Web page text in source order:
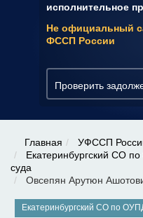
исполнительное
Не официальный
ФССП России
Проверить
Главная
УФССП
Екатеринбургский СО
суда
Овсепян Арутюн
Екатеринбургский СО по